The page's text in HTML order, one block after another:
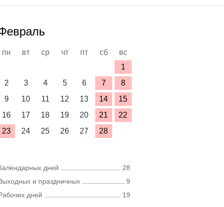
пн вт ср чт пт сб
вс
1
2
3 4 5 6 7
8
9
10 11 12 13 14
15
16
17 18 19 20 21
22
23
24 25 26 27 28
дней
28
и праздничных
9
дней
19